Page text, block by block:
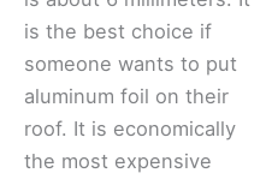
is the best choice if
someone wants to put
aluminum foil on their
roof. It is economically
the most expensive